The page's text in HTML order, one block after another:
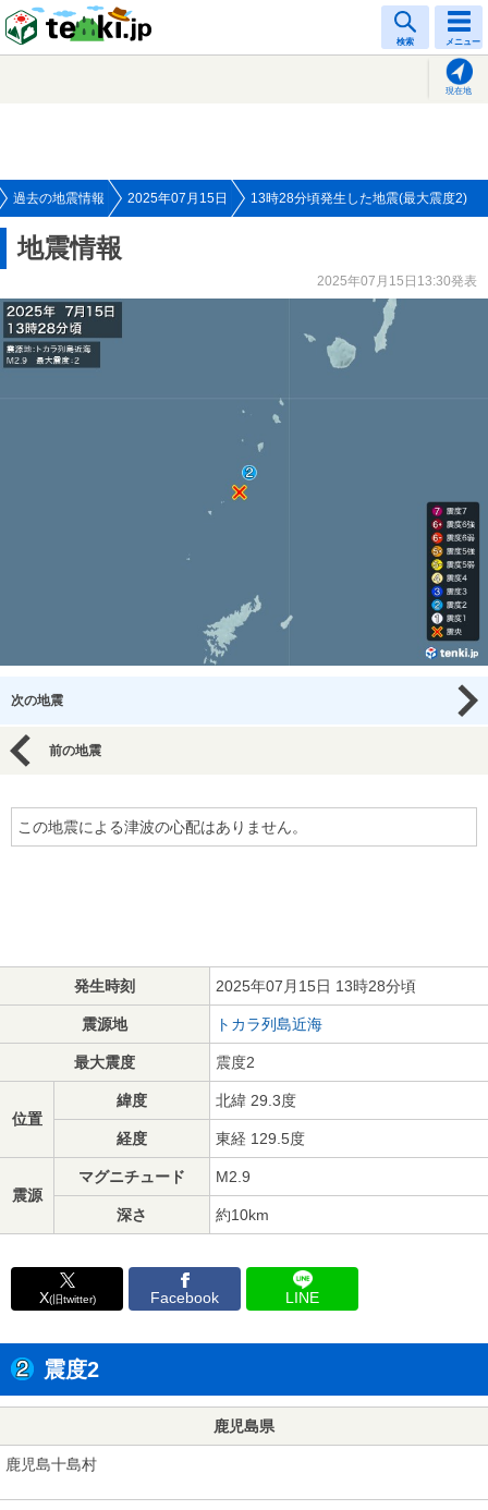
検索 メニュー
現在地
過去の地震情報 2025年07月15日 13時28分頃発生した地震(最大震度2)
地震情報
2025年07月15日13:30発表
次の地震
前の地震
この地震による津波の心配はありません。
発生時刻 2025年07月15日 13時28分頃
震源地 トカラ列島近海
最大震度 震度2
位置
緯度 北緯 29.3度
経度 東経 129.5度
震源
マグニチュード M2.9
深さ 約10km
X(旧twitter) Facebook LINE
震度2
鹿児島県
鹿児島十島村